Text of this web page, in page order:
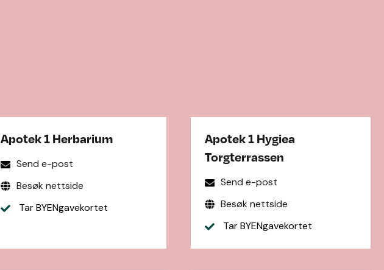
Apotek 1 Herbarium
Send e-post
Besøk nettside
Tar BYENgavekortet
Apotek 1 Hygiea
Torgterrassen
Send e-post
Besøk nettside
Tar BYENgavekortet